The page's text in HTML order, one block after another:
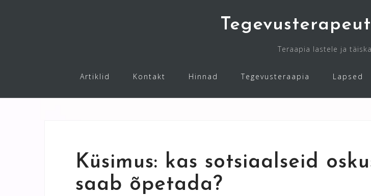
Teraapia lastele ja
Artiklid Kontakt Hinnad Tegevusteraapia Lapsed
Küsimus: kas sotsiaalseid
saab õpetada?